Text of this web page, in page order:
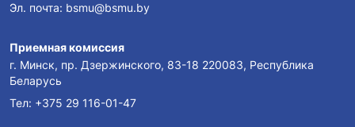
Эл. почта: bsmu@bsmu.by
Приемная комиссия
г. Минск, пр. Дзержинского, 83-18 220083, Республика
Беларусь
Тел: +375 29 116-01-47